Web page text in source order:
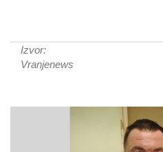
Izvor:
Vranjenews